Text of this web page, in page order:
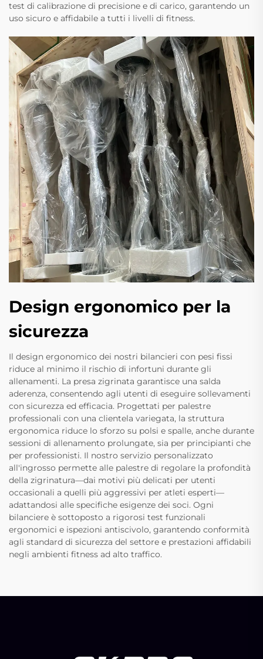
test di calibrazione di precisione e di carico, garantendo un
uso sicuro e affidabile a tutti i livelli di fitness.
Design ergonomico per la
sicurezza
Il design ergonomico dei nostri bilancieri con pesi fissi
riduce al minimo il rischio di infortuni durante gli
allenamenti. La presa zigrinata garantisce una salda
aderenza, consentendo agli utenti di eseguire sollevamenti
con sicurezza ed efficacia. Progettati per palestre
professionali con una clientela variegata, la struttura
ergonomica riduce lo sforzo su polsi e spalle, anche durante
sessioni di allenamento prolungate, sia per principianti che
per professionisti. Il nostro servizio personalizzato
all'ingrosso permette alle palestre di regolare la profondità
della zigrinatura—dai motivi più delicati per utenti
occasionali a quelli più aggressivi per atleti esperti—
adattandosi alle specifiche esigenze dei soci. Ogni
bilanciere è sottoposto a rigorosi test funzionali
ergonomici e ispezioni antiscivolo, garantendo conformità
agli standard di sicurezza del settore e prestazioni affidabili
negli ambienti fitness ad alto traffico.